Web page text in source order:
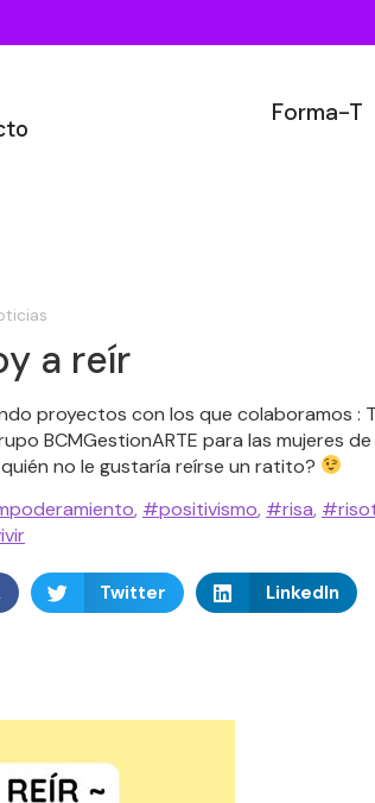
Forma-T
a reír
proyectos con los que colaboramos :
BCMGestionARTE para las mujeres de
no le gustaría reírse un ratito?
, #positivismo, #risa,
Twitter LinkedIn